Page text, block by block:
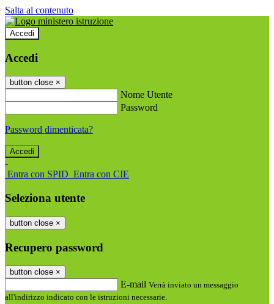
Salta al contenuto
Accedi
Accedi
button close ×
Nome Utente
Password
Password dimenticata?
-
Entra con SPID Entra con CIE
Seleziona utente
button close ×
Recupero password
button close ×
E-mail Verrà inviato un messaggio
all'indirizzo indicato con le istruzioni necessarie.